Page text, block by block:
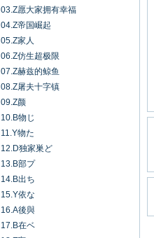
03.Z愿大家拥有幸福
04.Z帝国崛起
05.Z家人
06.Z仿生超极限
07.Z赫兹的鲸鱼
08.Z屠夫十字镇
09.Z颜
10.B物じ
11.Y物た
12.D独家巣ど
13.B部プ
14.B出ち
15.Y依な
16.A後與
17.B在ベ